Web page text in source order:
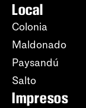
Local
Colonia
Maldonado
Paysandú
Salto
Impresos